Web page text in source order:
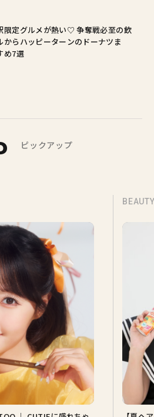
限定グルメが熱い♡ 争奪戦必至の飲
からハッピーターンのドーナツま
め7選
ピックアップ